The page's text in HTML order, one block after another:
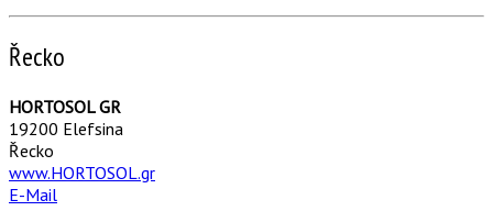
Řecko
HORTOSOL GR
19200 Elefsina
Řecko
www.HORTOSOL.gr
E-Mail